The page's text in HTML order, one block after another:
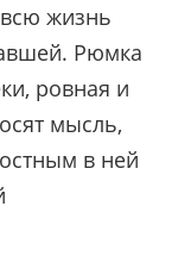
жизнь
Рюмка
ровная и
мысль,
в ней